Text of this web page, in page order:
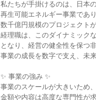
私たちが手掛けるのは、日本
再生可能エネルギー事業であ
数千億円規模のプロジェクト
経理職は、このダイナミック
となり、経営の健全性を保つ
事業の成長を数字で支え、未
✨ 事業の強み ✨
事業のスケールが大きいため
金額や内容は高度な専門性が